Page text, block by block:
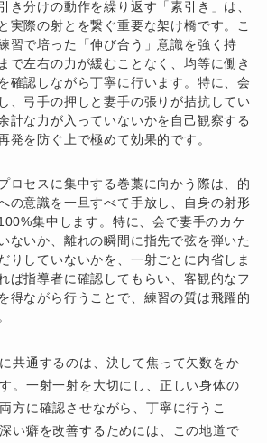
き分けの動作を繰り返す「素引き」は、
実際の射とを繋ぐ重要な架け橋です。こ
習で培った「伸び合う」意識を強く持
で左右の力が緩むことなく、均等に働き
確認しながら丁寧に行います。特に、会
、弓手の押しと妻手の張りが拮抗してい
計な力が入っていないかを自己観察する
発を防ぐ上で極めて効果的です。
ロセスに集中する巻藁に向かう際は、的
の意識を一旦すべて手放し、自身の射形
集中します。特に、会で妻手のカケ
ないか、離れの瞬間に指先で弦を弾いた
りしていないかを、一射ごとに内省しま
ば指導者に確認してもらい、客観的なフ
得ながら行うことで、練習の質は飛躍的
共通するのは、決して焦って矢数をか
。一射一射を大切にし、正しい身体の
方に確認させながら、丁寧に行うこ
い癖を改善するためには、この地道で